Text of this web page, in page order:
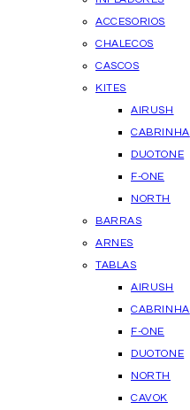
ACCESORIOS
CHALECOS
CASCOS
KITES
AIRUSH
CABRINHA
DUOTONE
F-ONE
NORTH
BARRAS
ARNES
TABLAS
AIRUSH
CABRINHA
F-ONE
DUOTONE
NORTH
CAVOK